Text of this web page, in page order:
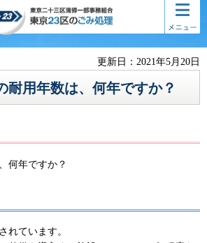
二十三区清掃一部事務組合
23区のごみ処理
コンテ
ンツメ
ニュー
更新日：2021年5月20日
耐用年数は、何年ですか？
何年ですか？
れています。